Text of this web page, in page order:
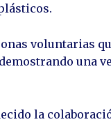
voluntarias
una
la